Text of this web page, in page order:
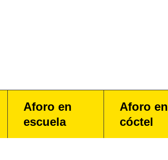
Aforo en
escuela
Aforo en
cóctel